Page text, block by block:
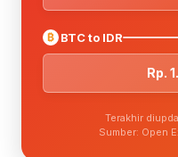
₿ BTC to IDR
Rp.
Terakhir
Sumber: Open